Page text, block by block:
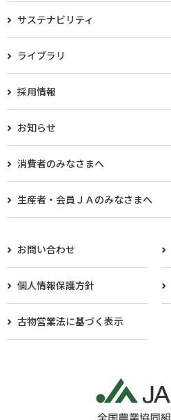
サステナビリティ
ライブラリ
採用情報
お知らせ
消費者のみなさまへ
生産者・会員ＪＡのみなさまへ​
お問い合わせ
個人情報保護方針
古物営業法に基づく表示